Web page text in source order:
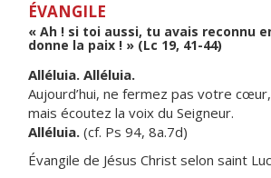
ÉVANGILE
« Ah ! si toi aussi, tu avais reconnu
donne la paix ! » (Lc 19, 41-44)
Alléluia. Alléluia.
Aujourd’hui, ne fermez pas votre cœur,
mais écoutez la voix du Seigneur.
Alléluia. (cf. Ps 94, 8a.7d)
Évangile de Jésus Christ selon saint Luc